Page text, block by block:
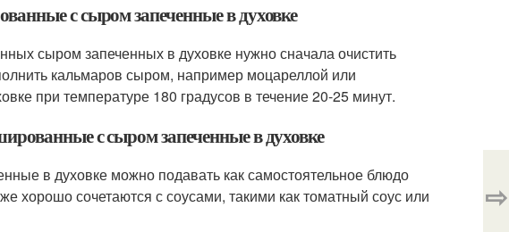
с сыром запеченные в духовке
сыром запеченных в духовке нужно сначала очистить
кальмаров сыром, например моцареллой или
при температуре 180 градусов в течение 20-25 минут.
с сыром запеченные в духовке
в духовке можно подавать как самостоятельное блюдо
хорошо сочетаются с соусами, такими как томатный соус или
⇨